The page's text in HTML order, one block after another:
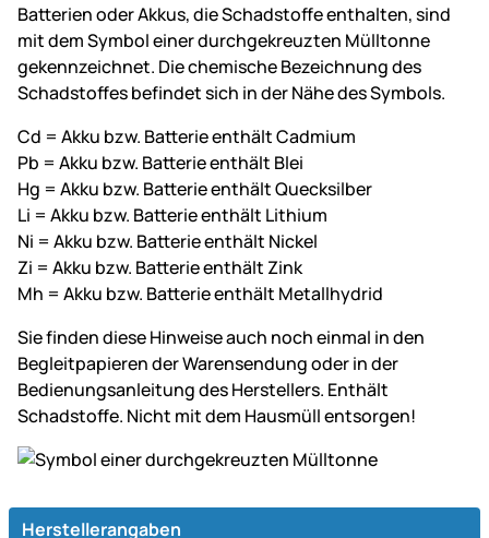
Batterien oder Akkus, die Schadstoffe enthalten, sind
mit dem Symbol einer durchgekreuzten Mülltonne
gekennzeichnet. Die chemische Bezeichnung des
Schadstoffes befindet sich in der Nähe des Symbols.
Cd = Akku bzw. Batterie enthält Cadmium
Pb = Akku bzw. Batterie enthält Blei
Hg = Akku bzw. Batterie enthält Quecksilber
Li = Akku bzw. Batterie enthält Lithium
Ni = Akku bzw. Batterie enthält Nickel
Zi = Akku bzw. Batterie enthält Zink
Mh = Akku bzw. Batterie enthält Metallhydrid
Sie finden diese Hinweise auch noch einmal in den
Begleitpapieren der Warensendung oder in der
Bedienungsanleitung des Herstellers. Enthält
Schadstoffe. Nicht mit dem Hausmüll entsorgen!
Herstellerangaben